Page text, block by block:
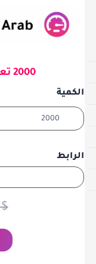
2000 تعليقات انستقرام ايموجي
الكمية
الرابط